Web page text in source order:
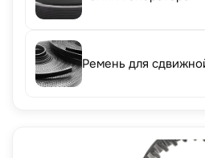
Ремень для